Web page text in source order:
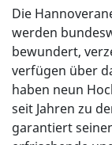
Die
werden
bewundert,
verfügen über
haben neun
seit Jahren zu
garantiert